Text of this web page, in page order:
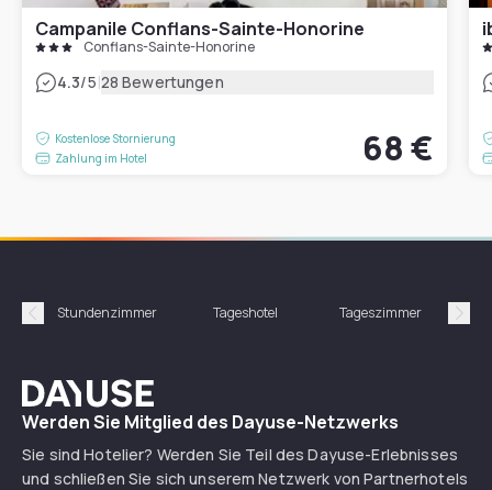
Campanile Conflans-Sainte-Honorine
Conflans-Sainte-Honorine
4.3/5|28 Bewertungen
Kostenlose Stornierung
Zahlung im Hotel
68 €
Précédent
Stundenzimmer Tageshotel Tageszimmer
Dayuse
Werden Sie Mitglied des Dayuse-Netzwerks
Sie sind Hotelier? Werden Sie Teil des Dayuse-Erlebnisses
und schließen Sie sich unserem Netzwerk von Partnerhotels